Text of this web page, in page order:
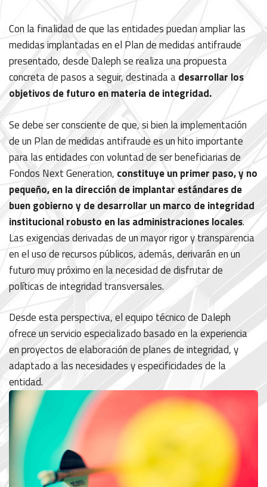
Con la finalidad de que las entidades puedan ampliar las
medidas implantadas en el Plan de medidas antifraude
presentado, desde Daleph se realiza una propuesta
concreta de pasos a seguir, destinada adesarrollar los
objetivos de futuro en materia de integridad.
Se debe ser consciente de que, si bien la implementación
de un Plan de medidas antifraude es un hito importante
para las entidades con voluntad de ser beneficiarias de
Fondos Next Generation, constituye un primer paso, y no
pequeño, en la dirección de implantar estándares de
buen gobierno y de desarrollar un marco de integridad
institucional robusto en las administraciones locales.
Las exigencias derivadas de un mayor rigor y transparencia
en el uso de recursos públicos, además, derivarán en un
futuro muy próximo en la necesidad de disfrutar de
políticas de integridad transversales.
Desde esta perspectiva, el equipo técnico de Daleph
ofrece un servicio especializado basado en la experiencia
en proyectos de elaboración de planes de integridad, y
adaptado a las necesidades y especificidades de la
entidad.